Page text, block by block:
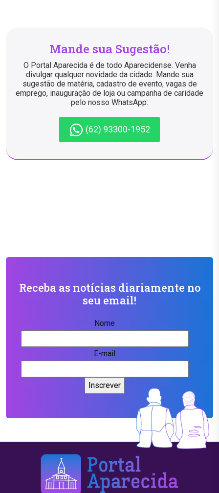
Mande sua Sugestão!
O Portal Aparecida é de todo Aparecidense. Venha
divulgar qualquer novidade da cidade. Mande sua
sugestão de matéria, cadastro de evento, vagas de
emprego, inauguração de loja ou campanha de caridade
pelo nosso WhatsApp:
(62) 93300-1952
Receba as notícias diariamente no
seu email!
Nome
E-mail